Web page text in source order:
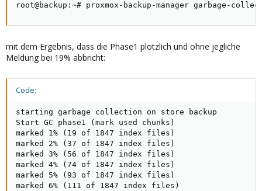
root@backup:~# proxmox-backup-manager garbage-
mit dem Ergebnis, dass die Phase1 plötzlich und ohne jegliche
Meldung bei 19% abbricht:
Code:
starting garbage collection on store backup
Start GC phase1 (mark used chunks)
marked 1% (19 of 1847 index files)
marked 2% (37 of 1847 index files)
marked 3% (56 of 1847 index files)
marked 4% (74 of 1847 index files)
marked 5% (93 of 1847 index files)
marked 6% (111 of 1847 index files)